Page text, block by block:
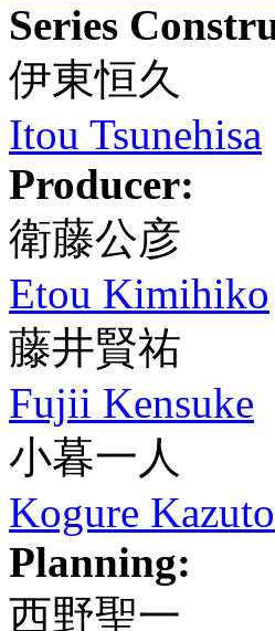
Series
伊東恒久
Itou Tsunehisa
Producer:
衛藤公彦
Etou Kimihiko
藤井賢祐
Fujii Kensuke
小暮一人
Kogure Kazuto
Planning:
西野聖一